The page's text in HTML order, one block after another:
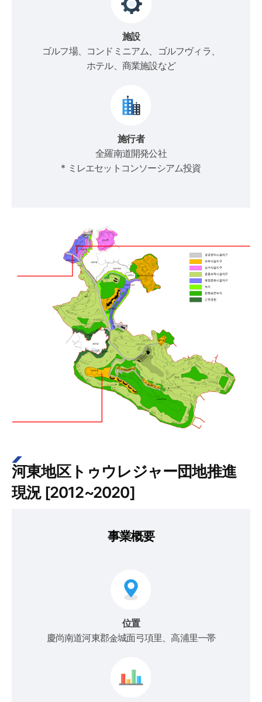
施設
ゴルフ場、コンドミニアム、ゴルフヴィラ、
ホテル、商業施設など
施行者
全羅南道開発公社
* ミレエセットコンソーシアム投資
河東地区トゥウレジャー団地推進
現況 [2012~2020]
事業概要
位置
慶尚南道河東郡金城面弓項里、高浦里一帯